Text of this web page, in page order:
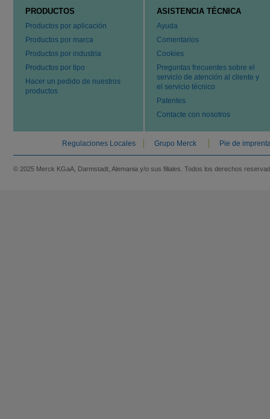
PRODUCTOS
Productos por aplicación
Productos por marca
Productos por industria
Productos por tipo
Hacer un pedido de nuestros
productos
ASISTENCIA TÉCNICA
Ayuda
Comentarios
Cookies
Preguntas frecuentes sobre el
servicio de atención al cliente y
el servicio técnico
Patentes
Contacte con nosotros
Regulaciones Locales Grupo Merck Pie de
© 2025 Merck KGaA, Darmstadt, Alemania y/o sus filiales. Todos los derechos